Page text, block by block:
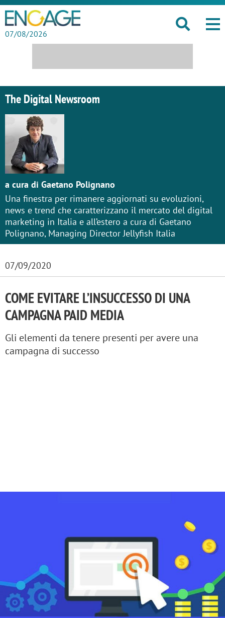
07/08/2026
The Digital Newsroom
a cura di Gaetano Polignano
Una finestra per rimanere aggiornati su evoluzioni,
news e trend che caratterizzano il mercato del digital
marketing in Italia e all’estero a cura di Gaetano
Polignano, Managing Director Jellyfish Italia
07/09/2020
COME EVITARE L’INSUCCESSO DI UNA
CAMPAGNA PAID MEDIA
Gli elementi da tenere presenti per avere una
campagna di successo